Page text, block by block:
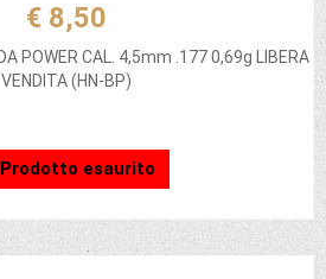
€ 8,50
POWER CAL. 4,5mm .177 0,69g LIBERA
VENDITA (HN-BP)
Prodotto esaurito